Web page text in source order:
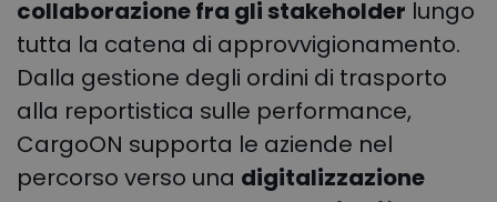
collaborazione fra gli stakeholder lungo
tutta la catena di approvvigionamento.
Dalla gestione degli ordini di trasporto
alla reportistica sulle performance,
CargoON supporta le aziende nel
percorso verso una digitalizzazione